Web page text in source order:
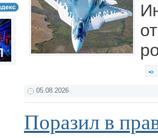
05.08.2026
Поразил в